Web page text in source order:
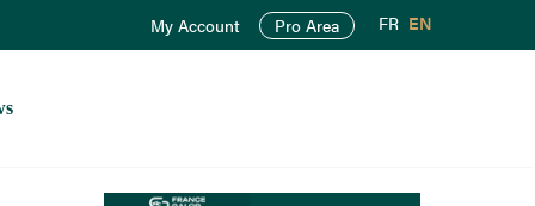
My Account Pro Area FR EN